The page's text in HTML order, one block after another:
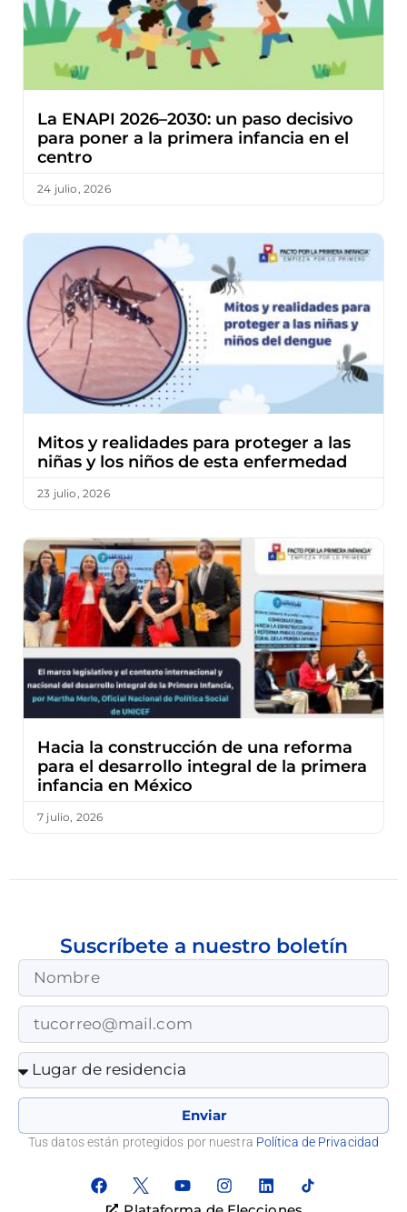
La ENAPI 2026–2030: un paso decisivo
para poner a la primera infancia en el
centro
24 julio, 2026
Mitos y realidades para proteger a las
niñas y los niños de esta enfermedad
23 julio, 2026
Hacia la construcción de una reforma
para el desarrollo integral de la primera
infancia en México
7 julio, 2026
Enviar
Suscríbete a nuestro boletín
Tus datos están protegidos por nuestra Política de Privacidad